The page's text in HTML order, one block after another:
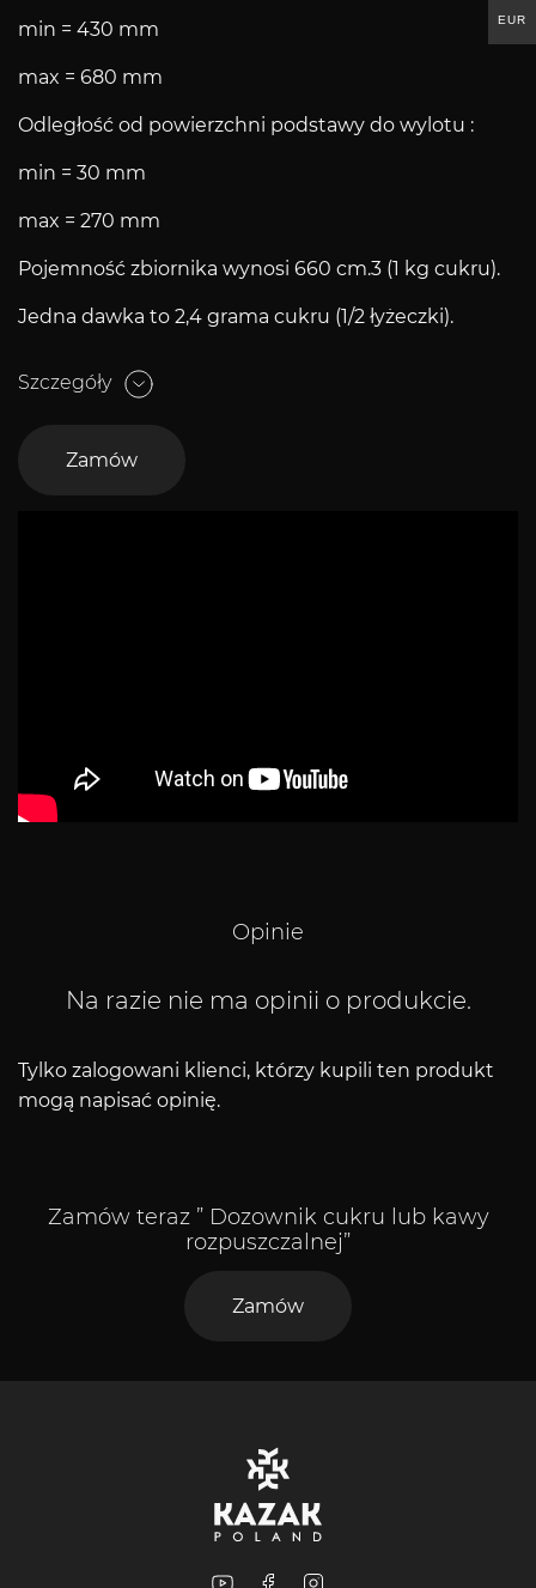
min = 430 mm
max = 680 mm
Odległość od powierzchni podstawy do wylotu :
min = 30 mm
max = 270 mm
Pojemność zbiornika wynosi 660 cm.3 (1 kg cukru).
Jedna dawka to 2,4 grama cukru (1/2 łyżeczki).
Szczegóły
Zamów
Opinie
Na razie nie ma opinii o produkcie.
Tylko zalogowani klienci, którzy kupili ten produkt
mogą napisać opinię.
Zamów teraz ” Dozownik cukru lub kawy
rozpuszczalnej”
Zamów
EUR